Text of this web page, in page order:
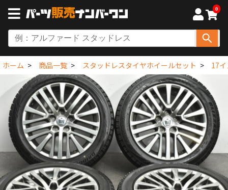
0
ホーム 商品一覧 スタッドレスタイヤホイールセット 17